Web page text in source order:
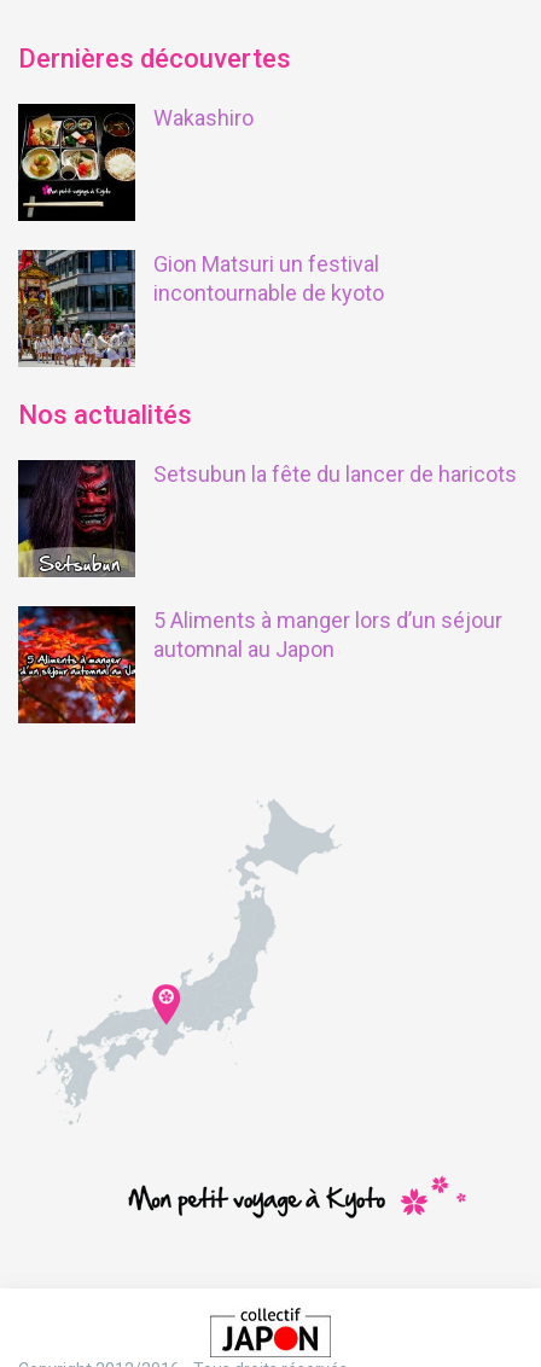
Dernières découvertes
Wakashiro
Gion Matsuri un festival
incontournable de kyoto
Nos actualités
Setsubun la fête du lancer de haricots
5 Aliments à manger lors d’un séjour
automnal au Japon